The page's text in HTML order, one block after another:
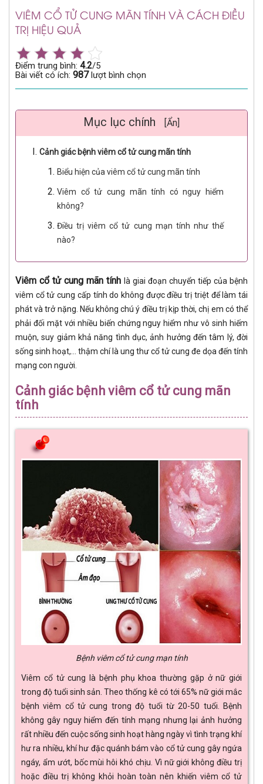
VIÊM CỔ TỬ CUNG MÃN TÍNH VÀ CÁCH ĐIỀU
TRỊ HIỆU QUẢ
Điểm trung bình: 4.2/5
Bài viết có ích: 987lượt bình chọn
Mục lục chính [Ẩn]
Cảnh giác bệnh viêm cổ tử cung mãn tính
Biểu hiện của viêm cổ tử cung mãn tính
Viêm cổ tử cung mãn tính có nguy hiểm
không?
Điều trị viêm cổ tử cung mạn tính như thế
nào?
Viêm cổ tử cung mãn tính là giai đoạn chuyển tiếp của bệnh
viêm cổ tử cung cấp tính do không được điều trị triệt để làm tái
phát và trở nặng. Nếu không chú ý điều trị kịp thời, chị em có thể
phải đối mặt với nhiều biến chứng nguy hiểm như vô sinh hiếm
muộn, suy giảm khả năng tình dục, ảnh hưởng đến tâm lý, đời
sống sinh hoạt,… thậm chí là ung thư cổ tử cung đe dọa đến tính
mạng con người.
Cảnh giác bệnh viêm cổ tử cung mãn
tính
Bệnh viêm cổ tử cung mạn tính
Viêm cổ tử cung là bệnh phụ khoa thường gặp ở nữ giới
trong độ tuổi sinh sản. Theo thống kê có tới 65% nữ giới mắc
bệnh viêm cổ tử cung trong độ tuổi từ 20-50 tuổi. Bệnh
không gây nguy hiểm đến tính mạng nhưng lại ảnh hưởng
rất nhiều đến cuộc sống sinh hoạt hàng ngày vì tình trạng khí
hư ra nhiều, khí hư đặc quánh bám vào cổ tử cung gây ngứa
ngáy, ẩm ướt, bốc mùi hôi khó chịu. Vì nữ giới không điều trị
hoặc điều trị không khỏi hoàn toàn nên khiến viêm cổ tử